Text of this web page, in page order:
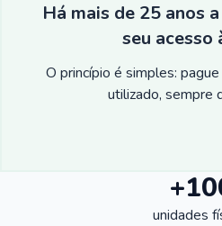
Há mais de 25 anos
seu acesso
O princípio é simples:
utilizado, sempre
unidades